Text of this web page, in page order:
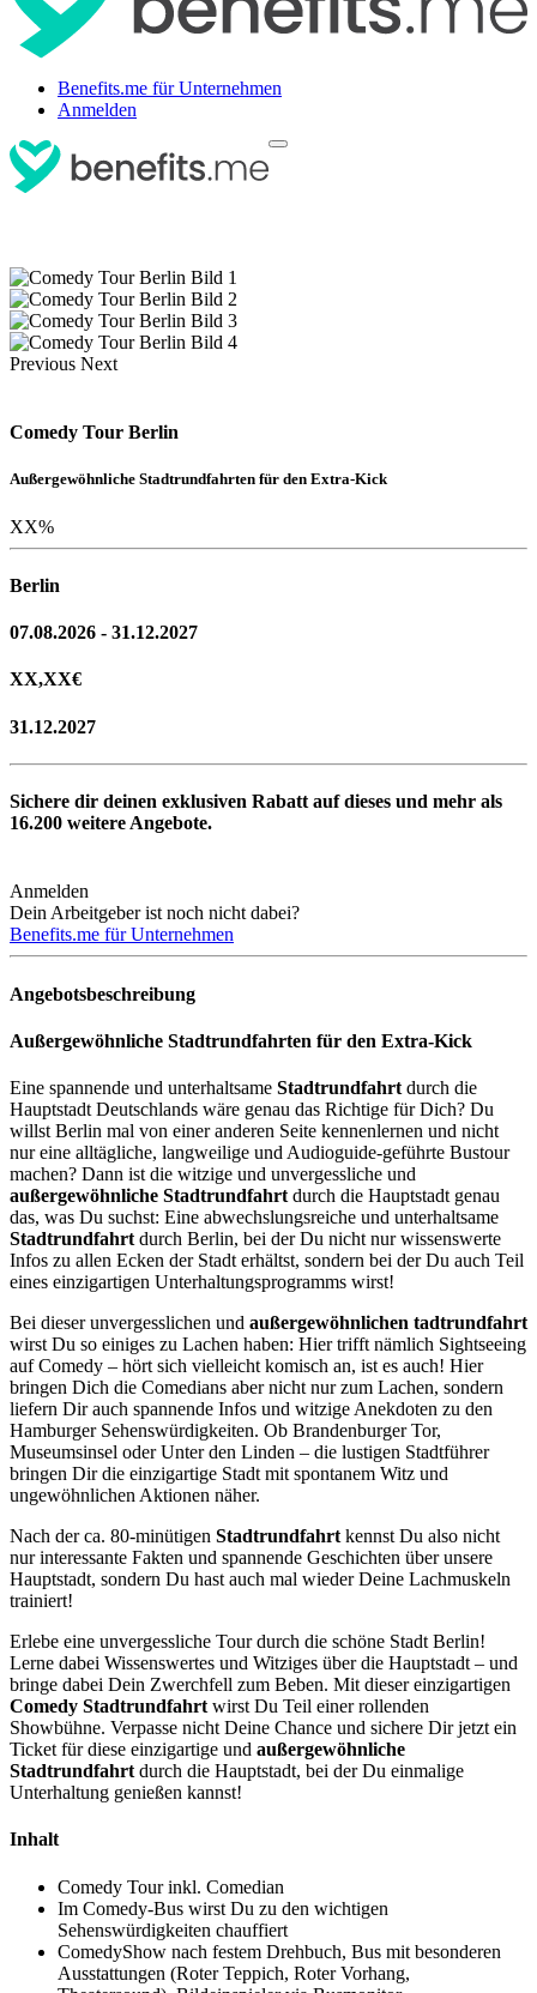
Benefits.me für Unternehmen
Anmelden
Previous Next
Comedy Tour Berlin
Außergewöhnliche Stadtrundfahrten für den Extra-Kick
XX%
Berlin
07.08.2026 - 31.12.2027
XX,XX€
31.12.2027
Sichere dir deinen exklusiven Rabatt auf dieses und mehr als
16.200 weitere Angebote.
Anmelden
Dein Arbeitgeber ist noch nicht dabei?
Benefits.me für Unternehmen
Angebotsbeschreibung
Außergewöhnliche Stadtrundfahrten für den Extra-Kick
Eine spannende und unterhaltsame Stadtrundfahrt durch die
Hauptstadt Deutschlands wäre genau das Richtige für Dich? Du
willst Berlin mal von einer anderen Seite kennenlernen und nicht
nur eine alltägliche, langweilige und Audioguide-geführte Bustour
machen? Dann ist die witzige und unvergessliche und
außergewöhnliche Stadtrundfahrt durch die Hauptstadt genau
das, was Du suchst: Eine abwechslungsreiche und unterhaltsame
Stadtrundfahrt durch Berlin, bei der Du nicht nur wissenswerte
Infos zu allen Ecken der Stadt erhältst, sondern bei der Du auch Teil
eines einzigartigen Unterhaltungsprogramms wirst!
Bei dieser unvergesslichen und außergewöhnlichen tadtrundfahrt
wirst Du so einiges zu Lachen haben: Hier trifft nämlich Sightseeing
auf Comedy – hört sich vielleicht komisch an, ist es auch! Hier
bringen Dich die Comedians aber nicht nur zum Lachen, sondern
liefern Dir auch spannende Infos und witzige Anekdoten zu den
Hamburger Sehenswürdigkeiten. Ob Brandenburger Tor,
Museumsinsel oder Unter den Linden – die lustigen Stadtführer
bringen Dir die einzigartige Stadt mit spontanem Witz und
ungewöhnlichen Aktionen näher.
Nach der ca. 80-minütigen Stadtrundfahrt kennst Du also nicht
nur interessante Fakten und spannende Geschichten über unsere
Hauptstadt, sondern Du hast auch mal wieder Deine Lachmuskeln
trainiert!
Erlebe eine unvergessliche Tour durch die schöne Stadt Berlin!
Lerne dabei Wissenswertes und Witziges über die Hauptstadt – und
bringe dabei Dein Zwerchfell zum Beben. Mit dieser einzigartigen
Comedy Stadtrundfahrt wirst Du Teil einer rollenden
Showbühne. Verpasse nicht Deine Chance und sichere Dir jetzt ein
Ticket für diese einzigartige und außergewöhnliche
Stadtrundfahrt durch die Hauptstadt, bei der Du einmalige
Unterhaltung genießen kannst!
Inhalt
Comedy Tour inkl. Comedian
Im Comedy-Bus wirst Du zu den wichtigen
Sehenswürdigkeiten chauffiert
ComedyShow nach festem Drehbuch, Bus mit besonderen
Ausstattungen (Roter Teppich, Roter Vorhang,